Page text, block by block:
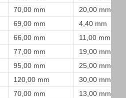
70,00 mm
20,00 mm
69,00 mm
4,40 mm
66,00 mm
11,00 mm
77,00 mm
19,00 mm
95,00 mm
25,00 mm
120,00 mm
30,00 mm
70,00 mm
13,00 mm